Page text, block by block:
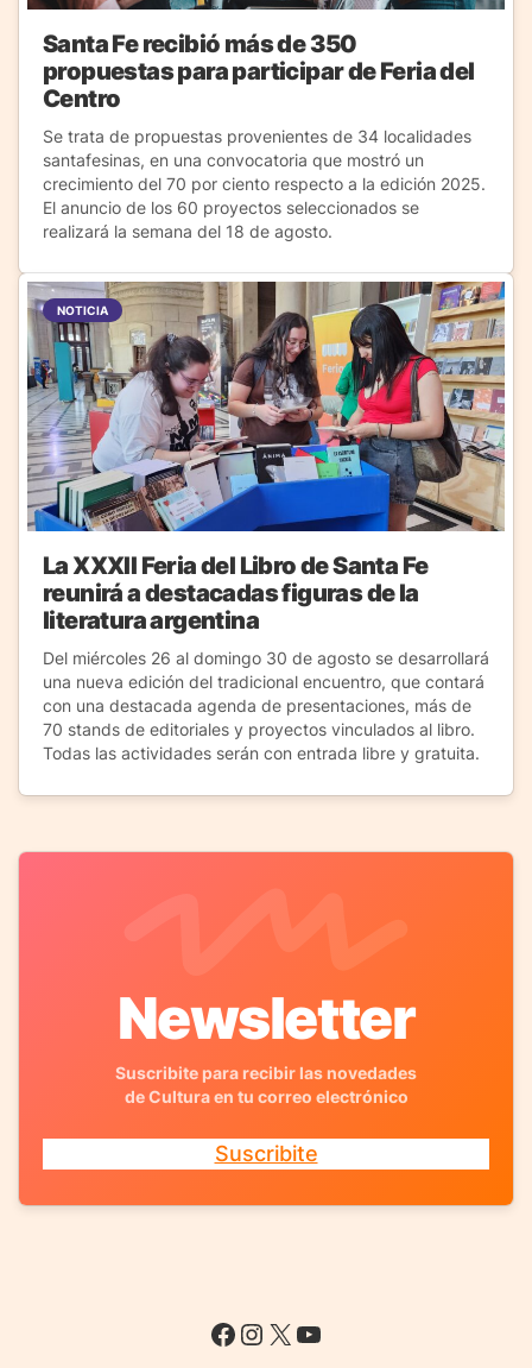
Santa Fe recibió más de 350
propuestas para participar de Feria del
Centro
Se trata de propuestas provenientes de 34 localidades
santafesinas, en una convocatoria que mostró un
crecimiento del 70 por ciento respecto a la edición 2025.
El anuncio de los 60 proyectos seleccionados se
realizará la semana del 18 de agosto.
NOTICIA
La XXXII Feria del Libro de Santa Fe
reunirá a destacadas figuras de la
literatura argentina
Del miércoles 26 al domingo 30 de agosto se desarrollará
una nueva edición del tradicional encuentro, que contará
con una destacada agenda de presentaciones, más de
70 stands de editoriales y proyectos vinculados al libro.
Todas las actividades serán con entrada libre y gratuita.
Newsletter
Suscribite para recibir las novedades
de Cultura en tu correo electrónico
Suscribite
Facebook
Instagram
X YouTube